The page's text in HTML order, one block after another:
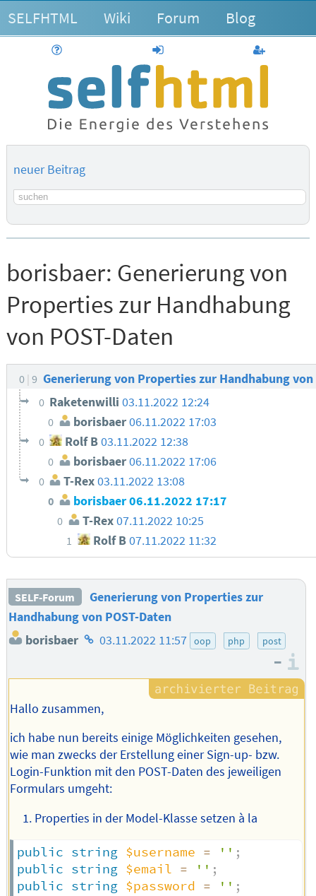
SELFHTML Wiki Forum Blog
anmelden
neuer Beitrag
Suchbegriff
borisbaer: Generierung von
Properties zur Handhabung
von POST-Daten
0 9 Generierung von Properties zur Handhabung von
0 Raketenwilli03.11.2022 12:24
0 borisbaer 06.11.2022 17:03
0 Rolf B03.11.2022 12:38
0 borisbaer 06.11.2022 17:06
0 T-Rex03.11.2022 13:08
0 borisbaer 06.11.2022 17:17
0 T-Rex07.11.2022 10:25
1 Rolf B07.11.2022 11:32
SELF-Forum
Generierung von Properties zur
Handhabung von POST-Daten
borisbaer Homepage
Autors
03.11.2022 11:57 oop php post
–
Hallo zusammen,
ich habe nun bereits einige Möglichkeiten gesehen,
wie man zwecks der Erstellung einer Sign-up- bzw.
Login-Funktion mit den POST-Daten des jeweiligen
Formulars umgeht:
Properties in der Model-Klasse setzen à la
public string $username = '' ;
public string $email = '' ;
public string $password = '' ;